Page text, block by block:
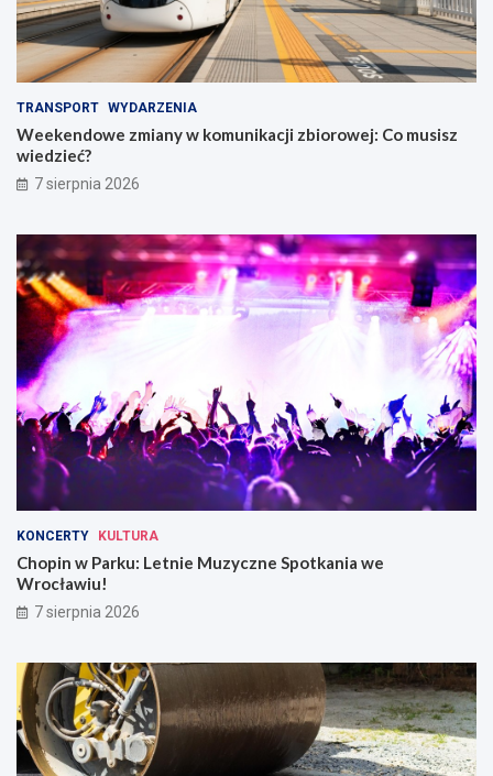
TRANSPORT WYDARZENIA
Weekendowe zmiany w komunikacji zbiorowej: Co musisz
wiedzieć?
7 sierpnia 2026
KONCERTY KULTURA
Chopin w Parku: Letnie Muzyczne Spotkania we
Wrocławiu!
7 sierpnia 2026